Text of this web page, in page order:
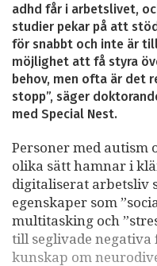
adhd får i arbetslivet,
studier pekar på att
för snabbt och inte är
möjlighet att få styra
behov, men ofta är det
stopp”, säger
med Special Nest.
Personer med autism
olika sätt hamnar i
digitaliserat arbetsliv
egenskaper som
multitasking och
till seglivade
kunskap om